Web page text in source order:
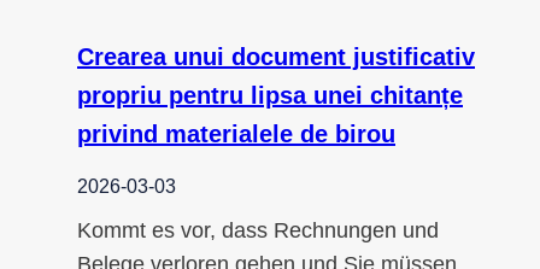
Crearea unui document justificativ
propriu pentru lipsa unei chitanțe
privind materialele de birou
2026-03-03
Kommt es vor, dass Rechnungen und
Belege verloren gehen und Sie müssen